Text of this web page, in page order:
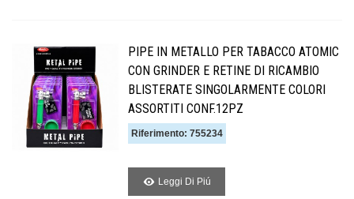
PIPE IN METALLO PER TABACCO ATOMIC
CON GRINDER E RETINE DI RICAMBIO
BLISTERATE SINGOLARMENTE COLORI
ASSORTITI CONF.12PZ
Riferimento: 755234
Leggi Di Piú